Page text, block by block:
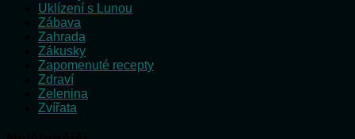
Uklízení s Lunou
Zábava
Zahrada
Zákusky
Zapomenuté recepty
Zdraví
Zelenina
Zvířata